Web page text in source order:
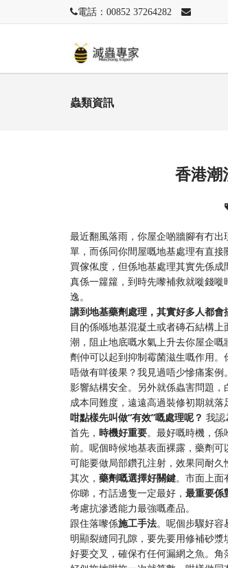
電話：00852 37264282
蟲類資訊
香港潮
最近翻風落雨，你屋企啲牆腳有冇
單，而係同你間屋嘅地基處理有直
買傢俬度，但係地基處理其實先係
真係一籮籮，到時先嚟補救就嘥錢
逸。
講到地基藥劑處理，其實好多人都會
目的係喺地基混凝土或者磚石結構
潮，阻止地底嘅水氣上升去你屋企
劑仲可以起到抑制霉菌滋生嘅作用。
唔做有咩後果？我見過唔少慘痛案
影響結構安全。另外就係蟲害問題
成本同難度，遠遠高過裝修初期就落
咁點樣先叫做“有效”嘅處理呢？ 我
首先， 時機好重要。最好嘅時機，
前。呢個時候地基表面裸露，藥劑
可能要做局部鑽孔注射，效果同耐久
其次， 藥劑嘅選擇好關鍵。市面上面
你睇，冇話邊隻一定最好， 最重要係
考慮抗滲透能力最強嘅產品。
跟住落嚟係施工手法。呢個步驟好
明顯裂縫同孔隙，要先要用修補砂
好要交叉，確保冇任何漏網之魚。